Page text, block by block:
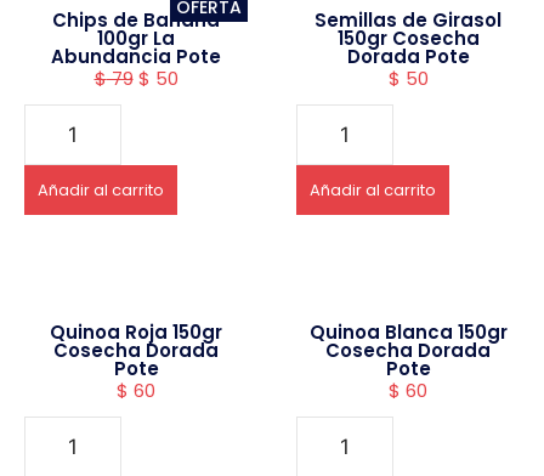
OFERTA
Chips de Banana
100gr La
Abundancia Pote
$79 $ 50
Añadir al carrito
Semillas de Girasol
150gr Cosecha
Dorada Pote
$ 50
Añadir al carrito
Quinoa Roja 150gr
Cosecha Dorada
Pote
$ 60
Quinoa Blanca 150gr
Cosecha Dorada
Pote
$ 60